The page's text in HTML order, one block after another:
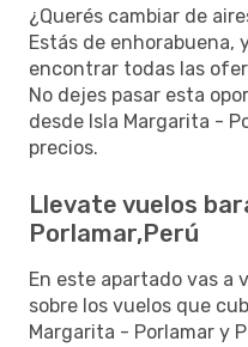
¿Querés cambiar de
Estás de enhorabuena,
encontrar todas las
No dejes pasar esta
desde Isla Margarita -
precios.
Llevate vuelos
Porlamar,Perú
En este apartado vas a
sobre los vuelos que
Margarita - Porlamar y